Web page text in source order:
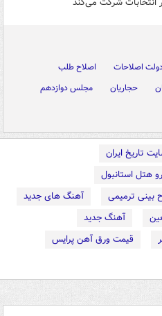
اصلاحات
اصلاح طلب
حجاریان
مجلس دوازدهم
تاریخ ایران
هتل استانبول
بینی ترمیمی
آهنگ های جدید
آهنگ جدید
قیمت ورق آهن پرایس